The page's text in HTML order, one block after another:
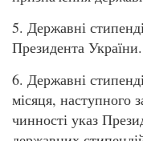
5. Державні
Президента України.
6. Державні
місяця, наступного
чинності указ